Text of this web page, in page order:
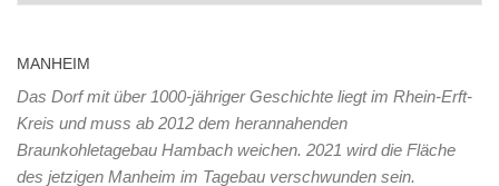
MANHEIM
Das Dorf mit über 1000-jähriger Geschichte liegt im Rhein-Erft-
Kreis und muss ab 2012 dem herannahenden
Braunkohletagebau Hambach weichen. 2021 wird die Fläche
des jetzigen Manheim im Tagebau verschwunden sein.